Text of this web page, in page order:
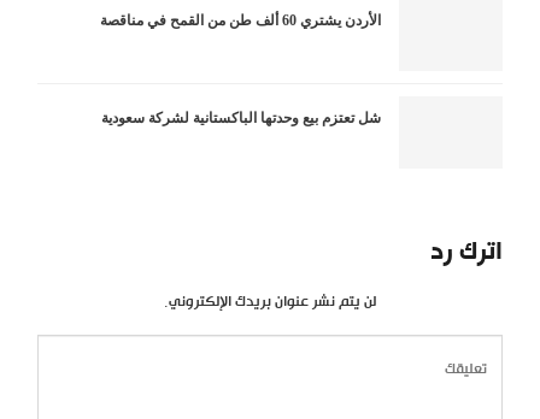
الأردن يشتري 60 ألف طن من القمح في مناقصة
شل تعتزم بيع وحدتها الباكستانية لشركة سعودية
اترك رد
لن يتم نشر عنوان بريدك الإلكتروني.